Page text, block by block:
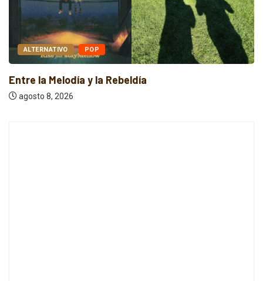
ALTERNATIVO POP
Entre la Melodía y la Rebeldía
agosto 8, 2026